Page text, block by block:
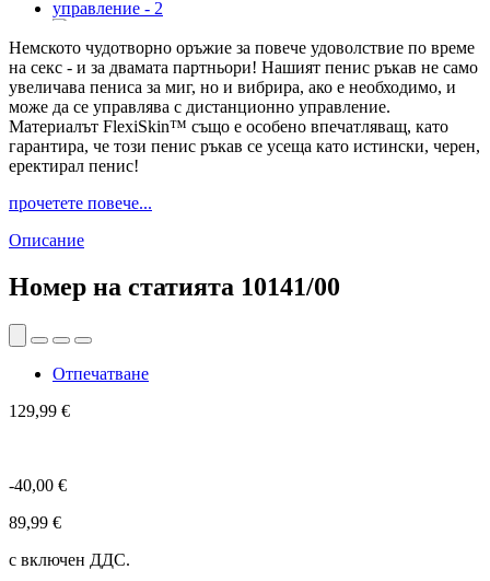
Немското чудотворно оръжие за повече удоволствие по време
на секс - и за двамата партньори! Нашият пенис ръкав не само
увеличава пениса за миг, но и вибрира, ако е необходимо, и
може да се управлява с дистанционно управление.
Материалът FlexiSkin™ също е особено впечатляващ, като
гарантира, че този пенис ръкав се усеща като истински, черен,
еректирал пенис!
прочетете повече...
Описание
Номер на статията 10141/00
Отпечатване
129,99 €
-40,00 €
89,99 €
с включен ДДС.